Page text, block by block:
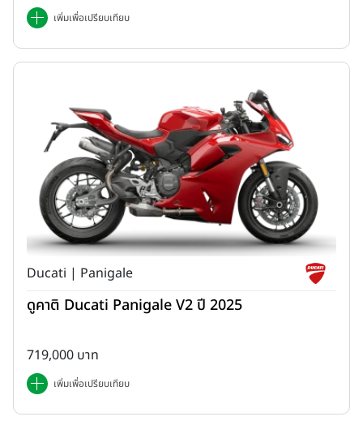
เพิ่มเพื่อเปรียบเทียบ
Ducati | Panigale
ดูคาติ Ducati Panigale V2 ปี 2025
719,000 บาท
เพิ่มเพื่อเปรียบเทียบ